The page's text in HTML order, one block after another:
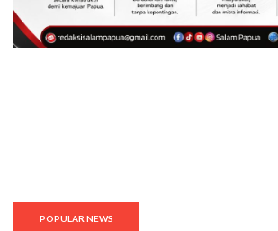
POPULAR NEWS